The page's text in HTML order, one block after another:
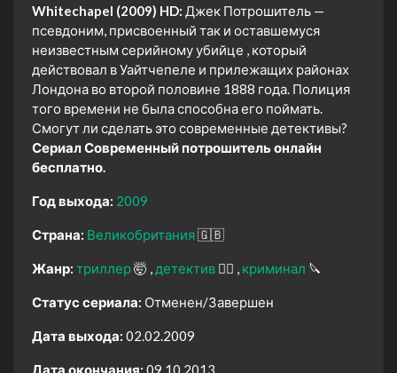
Whitechapel (2009) HD: Джек Потрошитель —
псевдоним, присвоенный так и оставшемуся
неизвестным серийному убийце , который
действовал в Уайтчепеле и прилежащих районах
Лондона во второй половине 1888 года. Полиция
того времени не была способна его поймать.
Смогут ли сделать это современные детективы?
Сериал Современный потрошитель онлайн
бесплатно.
Год выхода: 2009
Страна: Великобритания🇬🇧
Жанр: триллер🤯 детектив 🕵️‍♂️ криминал 🔪
Статус сериала: Отменен/Завершен
Дата выхода: 02.02.2009
Дата окончания: 09.10.2013